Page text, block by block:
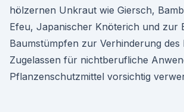
hölzernen Unkraut wie Giersch,
Efeu, Japanischer Knöterich und zur
Baumstümpfen zur Verhinderung des
Zugelassen für nichtberufliche
Pflanzenschutzmittel vorsichtig